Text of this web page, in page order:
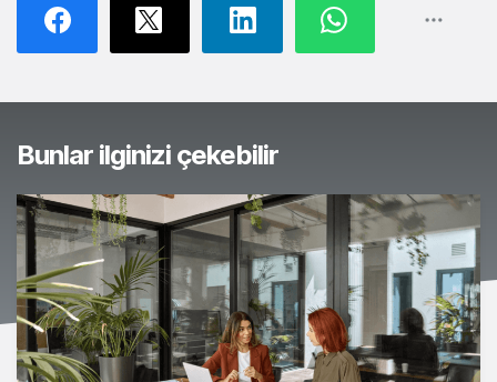
Bunlar ilginizi çekebilir